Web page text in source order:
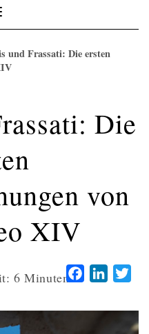
und Frassati: Die ersten
Die
von
XIV
6 Minuten Facebook